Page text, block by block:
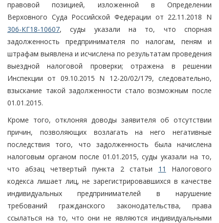
правовой позицией, изложенной в Определении
Верховного Суда Российской Федерации от 22.11.2018 N
306-КГ18-10607, суды указали на то, что спорная
задолженность предпринимателя по налогам, пеням и
штрафам выявлена и исчислена по результатам проведения
выездной налоговой проверки; отражена в решении
Инспекции от 09.10.2015 N 12-20/02/179, следовательно,
взыскание такой задолженности стало возможным после
01.01.2015.
Кроме того, отклоняя доводы заявителя об отсутствии
причин, позволяющих возлагать на него негативные
последствия того, что задолженность была начислена
налоговым органом после 01.01.2015, суды указали на то,
что абзац четвертый пункта 2 статьи 11
Налогового
кодекса лишает лиц, не зарегистрировавшихся в качестве
индивидуальных предпринимателей в нарушение
требований гражданского законодательства, права
ссылаться на то, что они не являются индивидуальными